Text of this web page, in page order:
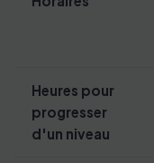
Heures pour
progresser
d'un niveau